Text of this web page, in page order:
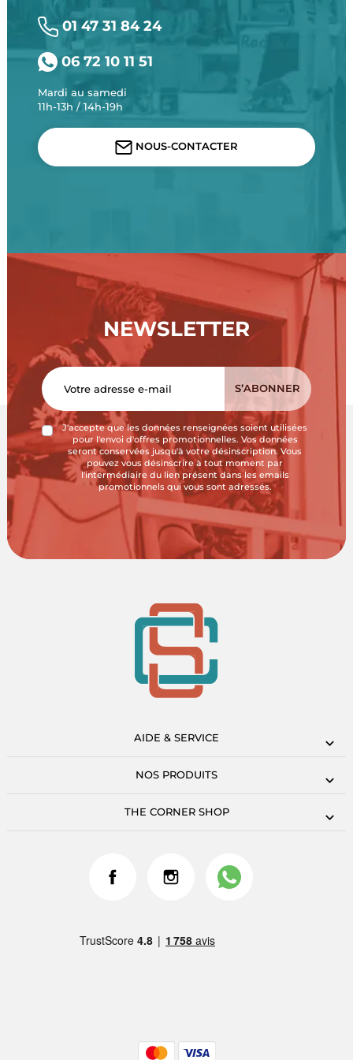
01 47 31 84 24
06 72 10 11 51
Mardi au samedi
11h-13h / 14h-19h
NOUS-CONTACTER
NEWSLETTER
J'accepte que les données renseignées soient utilisées
pour l'envoi d'offres promotionnelles. Vos données
seront conservées jusqu'à votre désinscription. Vous
pouvez vous désinscrire à tout moment par
l'intermédiaire du lien présent dans les emails
promotionnels qui vous sont adressés.
AIDE & SERVICE
NOS PRODUITS
THE CORNER SHOP